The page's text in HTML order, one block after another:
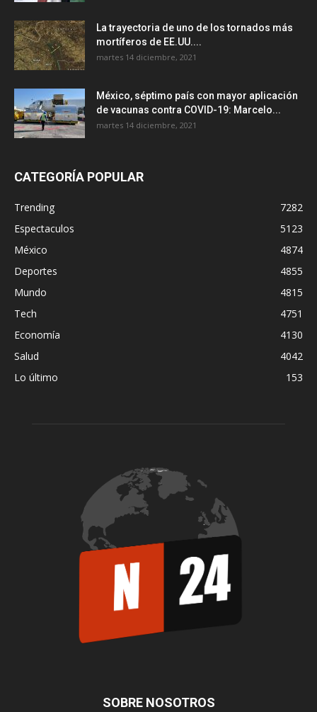
La trayectoria de uno de los tornados más
mortíferos de EE.UU....
martes 14 diciembre, 2021
México, séptimo país con mayor aplicación
de vacunas contra COVID-19: Marcelo...
martes 14 diciembre, 2021
CATEGORÍA POPULAR
Trending
7282
Espectaculos
5123
México
4874
Deportes
4855
Mundo
4815
Tech
4751
Economía
4130
Salud
4042
Lo último
153
SOBRE NOSOTROS